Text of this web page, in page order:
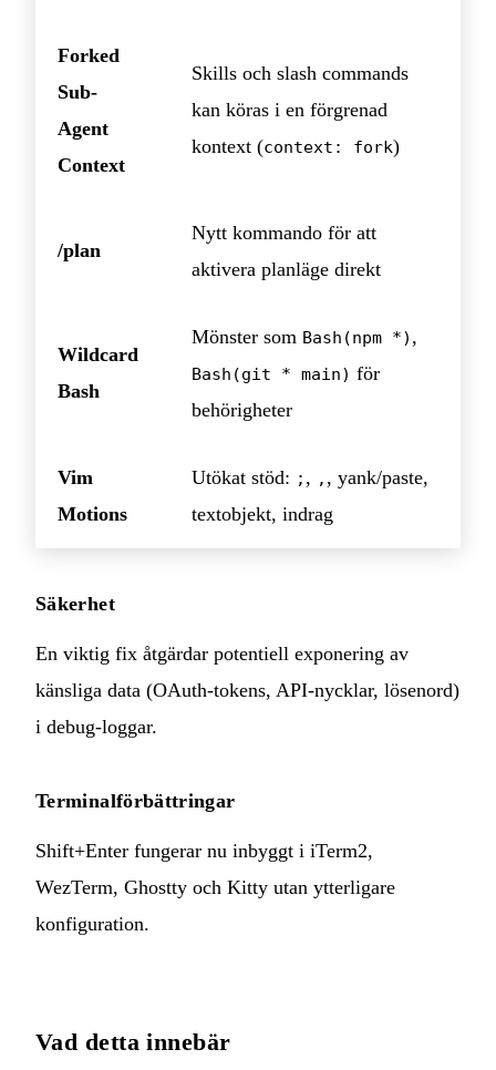
Forked
Sub-
Agent
Context
Skills och slash commands
kan köras i en förgrenad
kontext (context: fork)
/plan
Nytt kommando för att
aktivera planläge direkt
Wildcard
Bash
Mönster som Bash(npm *) ,
Bash(git * main) för
behörigheter
Vim
Motions
Utökat stöd: ; , , , yank/paste,
textobjekt, indrag
Säkerhet
En viktig fix åtgärdar potentiell exponering av
känsliga data (OAuth-tokens, API-nycklar, lösenord)
i debug-loggar.
Terminalförbättringar
Shift+Enter fungerar nu inbyggt i iTerm2,
WezTerm, Ghostty och Kitty utan ytterligare
konfiguration.
Vad detta innebär